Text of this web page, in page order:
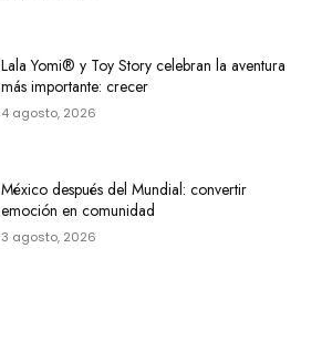
Lala Yomi® y Toy Story celebran la aventura
más importante: crecer
4 agosto, 2026
México después del Mundial: convertir
emoción en comunidad
3 agosto, 2026